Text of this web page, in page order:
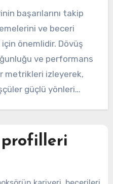
ve beceri
önemlidir. Dövüş
ve performans
metrikleri izleyerek,
güçlü yönleri…
profilleri